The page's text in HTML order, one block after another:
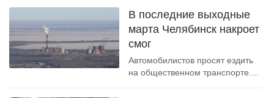
В последние выходные
марта Челябинск накроет
смог
Автомобилистов просят ездить
на общественном транспорте....